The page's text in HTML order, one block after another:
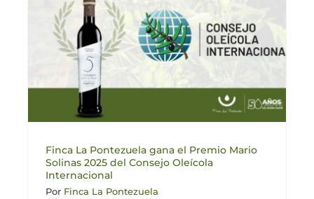
Finca La Pontezuela gana el Premio Mario
Solinas 2025 del Consejo Oleícola
Internacional
Por Finca La Pontezuela